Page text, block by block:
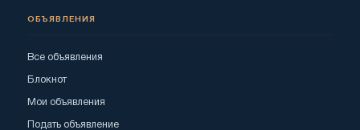
ОБЪЯВЛЕНИЯ
Все объявления
Блокнот
Мои объявления
Подать объявление